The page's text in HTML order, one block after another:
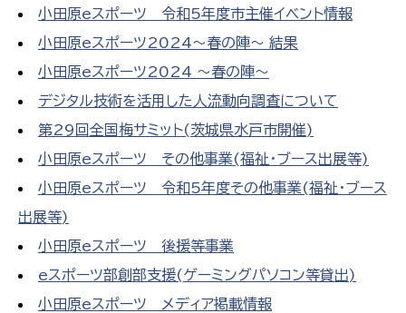
小田原eスポーツ 令和5年度市主催イベント情報
小田原eスポーツ2024～春の陣～ 結果
小田原eスポーツ2024 〜春の陣〜
デジタル技術を活用した人流動向調査について
第29回全国梅サミット(茨城県水戸市開催)
小田原eスポーツ その他事業(福祉・ブース出展等)
小田原eスポーツ 令和5年度その他事業(福祉・ブース
出展等)
小田原eスポーツ 後援等事業
eスポーツ部創部支援(ゲーミングパソコン等貸出)
小田原eスポーツ メディア掲載情報